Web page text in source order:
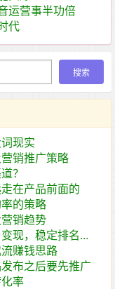
运营事半功倍
代
现实
销推广策略
？
在产品前面的
的策略
销趋势
现，稳定排名...
赚钱思路
布之后要先推广
率